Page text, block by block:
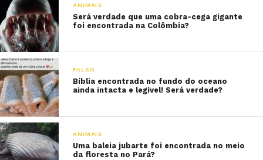
ANIMAIS
Será verdade que uma cobra-cega gigante
foi encontrada na Colômbia?
FALSO
Bíblia encontrada no fundo do oceano
ainda intacta e legível! Será verdade?
ANIMAIS
Uma baleia jubarte foi encontrada no meio
da floresta no Pará?